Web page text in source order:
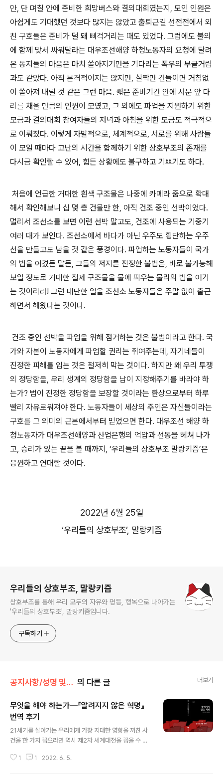
만, 단 며칠 안에 준비한 희망버스와 결의대회였는지 , 모인 인원은
아쉽게도 기대했던 것보다 많지는 않았고 출퇴근길 선전전에서 외
친 구호들은 준비가 덜 돼 삐걱거리는 때도 있었다. 그럼에도 불의
에 함께 맞서 싸워달라는 대우조선해양 하청노동자의 요청에 달려
온 동지들의 마음은 마치 쏟아지기만을 기다리는 폭우의 부글거림
과도 같았다. 아직 본격적이지는 않지만, 살짝만 건들이면 거침없
이 쏟아져 내릴 것 같은 그런 마음. 짧은 준비기간 안에 서문 앞 다
리를 채울 만큼의 인원이 모였고, 그 외에도 파업을 지원하기 위한
모금과 결의대회 참여자들의 저녁과 아침을 위한 모금도 적극적으
로 이뤄졌다. 이렇게 자발적으로, 체계적으로, 서로를 위해 사람들
이 모일 때마다 고난의 시간을 함께하기 위한 상호부조의 존재를
다시금 확인할 수 있어 , 힘든 상황에도 불구하고 기쁘기도 하다.
처음에 언급한 거대한 흰색 구조물은 나중에 카메라 줌으로 확대
해서 확인해보니 십 몇 층 건물만 한, 아직 건조 중인 선박이었다.
멀리서 조선소를 보면 이런 선박 말고도, 건조에 사용되는 기중기
여러 대가 보인다. 조선소에서 바다가 아닌 우주도 횡단하는 우주
선을 만들고도 남을 것 같은 풍경이다. 파업하는 노동자들이 국가
의 법을 어겼든 말든, 그들의 저지른 진정한 불법은, 바로 불가능해
보일 정도로 거대한 철제 구조물을 물에 띄우는 물리의 법을 어기
는 것이리라! 그런 대단한 일을 조선소 노동자들은 주말 없이 출근
하면서 해왔다는 것이다.
건조 중인 선박을 파업을 위해 점거하는 것은 불법이라고 한다. 국
가와 자본이 노동자에게 파업할 권리는 쥐여주는데 , 자기네들이
진정한 피해를 입는 것은 철저히 막는 것이다. 하지만 왜 우리 투쟁
의 정당함을, 우리 생계의 정당함을 남이 지정해주기를 바라야 하
는가? 법이 진정한 정당함을 보장할 것이라는 환상으로부터 하루
빨리 자유로워져야 한다. 노동자들이 세상의 주인은 자신들이라는
구호를 그 의미의 근본에서부터 믿었으면 한다. 대우조선 해양 하
청노동자가 대우조선해양과 산업은행의 억압과 선동을 헤쳐 나가
고, 승리가 있는 끝을 볼 때까지 , ‘우리들의 상호부조 말랑키즘’은
응원하고 연대할 것이다.
2022년 6월 25일
‘우리들의 상호부조’, 말랑키즘
우리들의 상호부조, 말랑키즘
상호부조를 통해 우리 모두의 자유와 평등, 행복으로 나아가는
'우리들의 상호부조', 말랑키즘입니다.
구독하기
공지사항/성명 및 활동 의 다른 글 더보기
무엇을 해야 하는가―『알려지지 않은 혁명』
번역 후기
21세기를 살아가는 우리에게 가장 지대한 영향을 끼친 사
건을 한 가지 꼽으라면 역시 제2차 세계대전을 꼽을 수 있
참혹했던 그 세계대전의 틈바구니에서 각축의 결과, 지금
1 1 2022. 6. 5.